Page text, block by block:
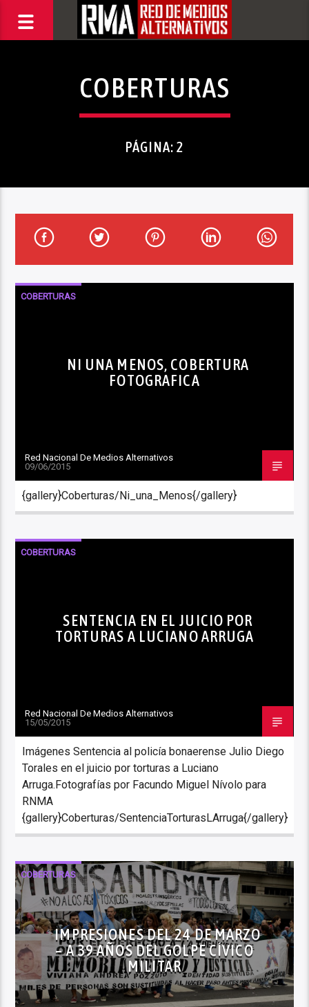
COBERTURAS
PÁGINA: 2
COBERTURAS
NI UNA MENOS, COBERTURA
FOTOGRAFICA
Red Nacional De Medios Alternativos
09/06/2015
{gallery}Coberturas/Ni_una_Menos{/gallery}
COBERTURAS
SENTENCIA EN EL JUICIO POR
TORTURAS A LUCIANO ARRUGA
Red Nacional De Medios Alternativos
15/05/2015
Imágenes Sentencia al policía bonaerense Julio Diego
Torales en el juicio por torturas a Luciano
Arruga.Fotografías por Facundo Miguel Nívolo para
RNMA
{gallery}Coberturas/SentenciaTorturasLArruga{/gallery}
COBERTURAS
IMPRESIONES DEL 24 DE MARZO
– A 39 AÑOS DEL GOLPE CÍVICO
MILITAR